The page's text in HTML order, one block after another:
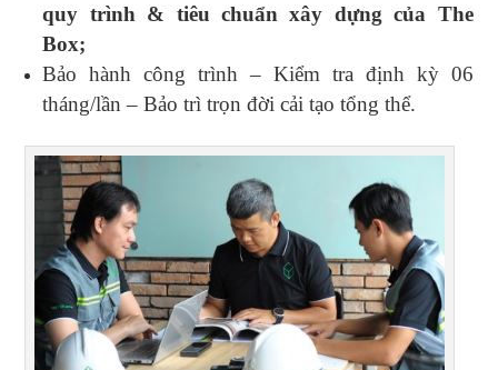
quy trình & tiêu chuẩn xây dựng của The
Box;
Bảo hành công trình – Kiểm tra định kỳ 06
tháng/lần – Bảo trì trọn đời cải tạo tổng thể.